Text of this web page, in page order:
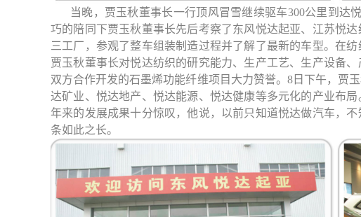
当晚，贾玉秋董事长一行 顶风冒雪继续驱车300公里到达
巧的陪同下贾玉秋董事长先后考察了东风悦达起亚、江苏悦
三工厂，参观了整车组装制造过程并了解了最新的车型。在
贾玉秋董事长对悦达纺织的研究能力、生产工艺、生产设备
双方合作开发的石墨烯功能纤维项目大力赞誉。8日下午，贾
达矿业、悦达地产、悦达能源、悦达健康等多元化的产业布
年来的发展成果十分惊叹，他说，以前只知道悦达做汽车，
条如此之长。